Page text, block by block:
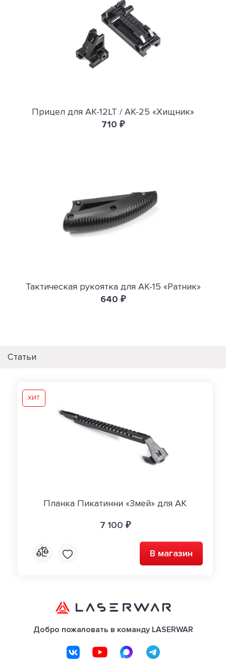
Прицел для АК-12LT / АК-25 «Хищник»
710 ₽
Тактическая рукоятка для АК-15 «Ратник»
640 ₽
Статьи
ХИТ
Планка Пикатинни «Змей» для АК
7 100 ₽
В магазин
Добро пожаловать в команду LASERWAR